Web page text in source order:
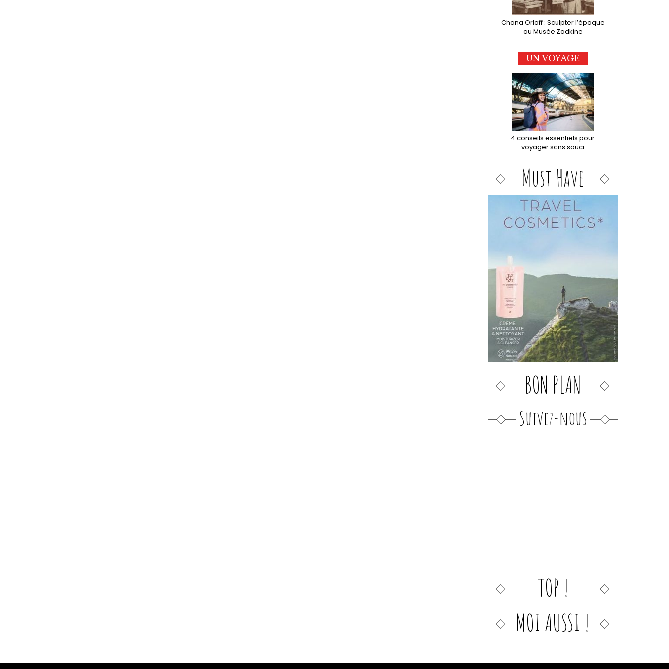
Chana Orloff : Sculpter l’époque
au Musée Zadkine
UN VOYAGE
4 conseils essentiels pour
voyager sans souci
Must Have
BON PLAN
Suivez-nous
TOP !
MOI AUSSI !